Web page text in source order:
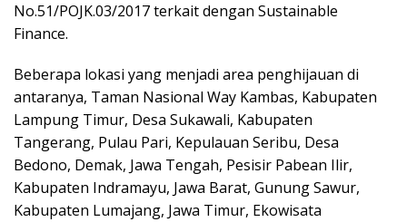
No.51/POJK.03/2017 terkait dengan Sustainable
Finance.
Beberapa lokasi yang menjadi area penghijauan di
antaranya, Taman Nasional Way Kambas, Kabupaten
Lampung Timur, Desa Sukawali, Kabupaten
Tangerang, Pulau Pari, Kepulauan Seribu, Desa
Bedono, Demak, Jawa Tengah, Pesisir Pabean Ilir,
Kabupaten Indramayu, Jawa Barat, Gunung Sawur,
Kabupaten Lumajang, Jawa Timur, Ekowisata